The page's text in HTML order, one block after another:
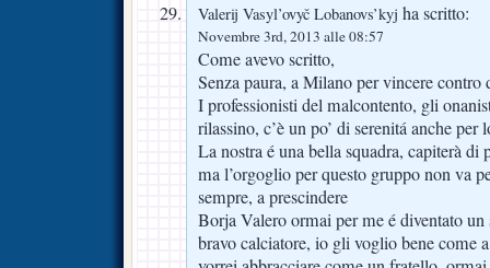
Valerij Vasyl’ovyč Lobanovs’kyj ha scritto:
Novembre 3rd, 2013 alle 08:57
Come avevo scritto,
Senza paura, a Milano per vincere
I professionisti del malcontento, gli
rilassino, c’è un po’ di serenitá anche per
La nostra é una bella squadra, capiterà di
ma l’orgoglio per questo gruppo non va
sempre, a prescindere
Borja Valero ormai per me é diventato
bravo calciatore, io gli voglio bene come